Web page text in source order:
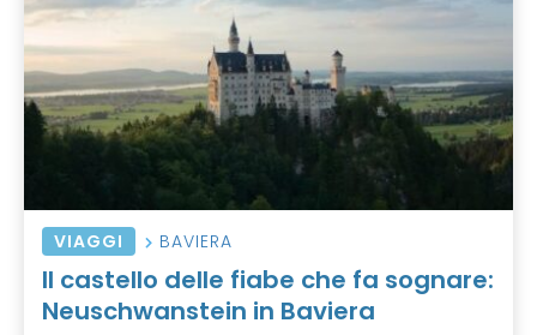
VIAGGI BAVIERA
Il castello delle fiabe che fa sognare:
Neuschwanstein in Baviera